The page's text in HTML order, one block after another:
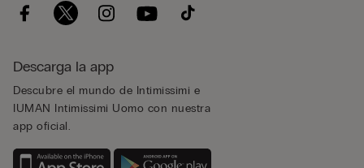
Descarga la app
Descubre el mundo de Intimissimi e
IUMAN Intimissimi Uomo con nuestra
app oficial.